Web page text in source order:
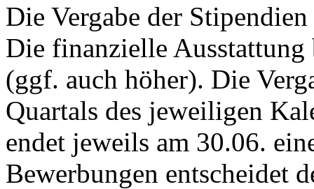
Die Vergabe der
Die finanzielle
(ggf. auch höher). Die
Quartals des jeweiligen
endet jeweils am 30.06.
Bewerbungen entscheidet